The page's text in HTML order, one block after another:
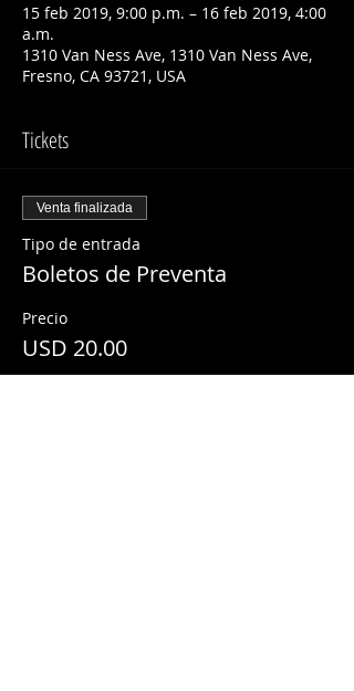
15 feb 2019, 9:00 p.m. – 16 feb 2019, 4:00
a.m.
1310 Van Ness Ave, 1310 Van Ness Ave,
Fresno, CA 93721, USA
Tickets
Venta finalizada
Tipo de entrada
Boletos de Preventa
Precio
USD 20.00